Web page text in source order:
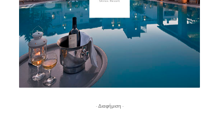
- Διαφήμιση -